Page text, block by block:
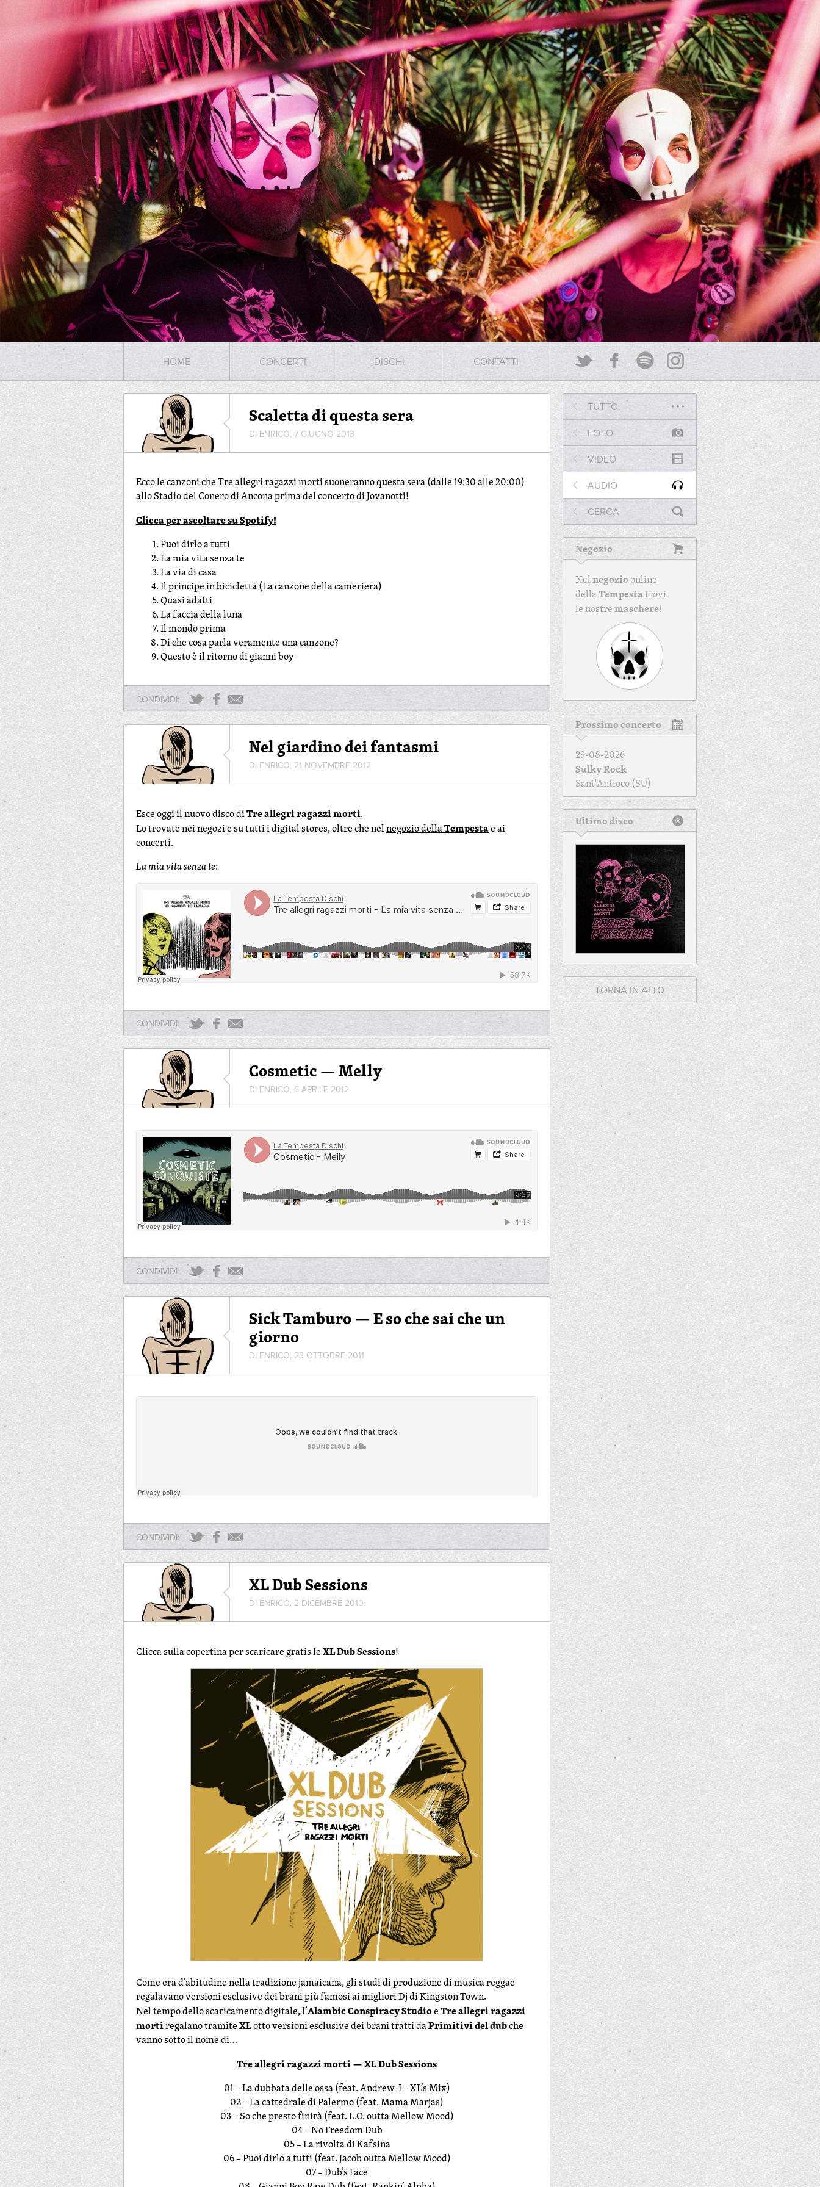
HOME CONCERTI DISCHI CONTATTI
Scaletta di questa sera
DI ENRICO, 7 GIUGNO 2013
Ecco le canzoni che Tre allegri ragazzi morti suoneranno questa sera (dalle 19:30 alle 20:00)
allo Stadio del Conero di Ancona prima del concerto di Jovanotti!
Clicca per ascoltare su Spotify!
Puoi dirlo a tutti
La mia vita senza te
La via di casa
Il principe in bicicletta (La canzone della cameriera)
Quasi adatti
La faccia della luna
Il mondo prima
Di che cosa parla veramente una canzone?
Questo è il ritorno di gianni boy
CONDIVIDI:
Nel giardino dei fantasmi
DI ENRICO, 21 NOVEMBRE 2012
Esce oggi il nuovo disco diTre allegri ragazzi morti.
Lo trovate nei negozi e su tutti i digital stores, oltre che nelnegozio dellaTempestae ai
concerti.
La mia vita senza te:
CONDIVIDI:
Cosmetic — Melly
DI ENRICO, 6 APRILE 2012
CONDIVIDI:
Sick Tamburo — E so che sai che un
giorno
DI ENRICO, 23 OTTOBRE 2011
CONDIVIDI:
XL Dub Sessions
DI ENRICO, 2 DICEMBRE 2010
Clicca sulla copertina per scaricare gratis leXL Dub Sessions!
Come era d’abitudine nella tradizione jamaicana, gli studi di produzione di musica reggae
regalavano versioni esclusive dei brani più famosi ai migliori Dj di Kingston Town.
Nel tempo dello scaricamento digitale, l’Alambic Conspiracy StudioeTre allegri ragazzi
mortiregalano tramiteXLotto versioni esclusive dei brani tratti daPrimitivi del dubche
vanno sotto il nome di…
Tre allegri ragazzi morti — XL Dub Sessions
01 – La dubbata delle ossa (feat. Andrew-I – XL’s Mix)
02 – La cattedrale di Palermo (feat. Mama Marjas)
03 – So che presto finirà (feat. L.O. outta Mellow Mood)
04 – No Freedom Dub
05 – La rivolta di Kafsina
06 – Puoi dirlo a tutti (feat. Jacob outta Mellow Mood)
07 – Dub’s Face
TUTTO
FOTO
VIDEO
AUDIO
Negozio
Nelnegozioonline
dellaTempestatrovi
le nostremaschere!
Prossimo concerto
29-08-2026
Sulky Rock
Sant'Antioco (SU)
Ultimo disco
TORNA IN ALTO